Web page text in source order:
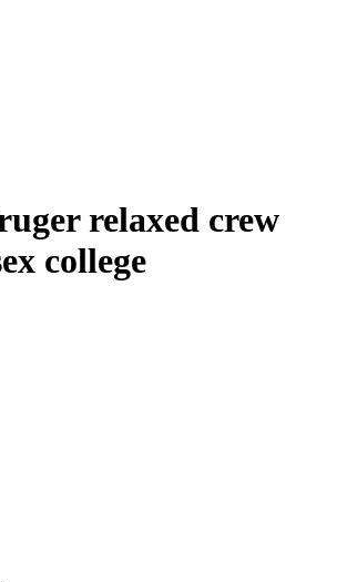
relaxed crew
college